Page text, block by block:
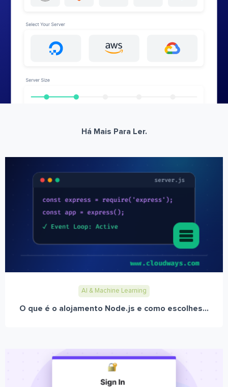
Há Mais Para Ler.
AI & Machine Learning
O que é o alojamento Node.js e como escolhes...